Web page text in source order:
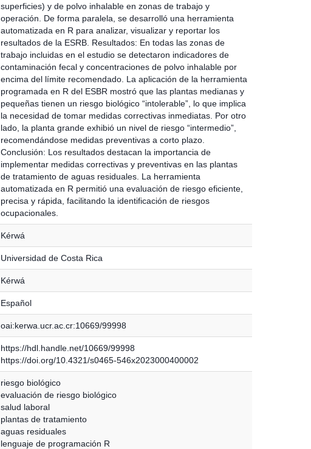
superficies) y de polvo inhalable en zonas de trabajo y
operación. De forma paralela, se desarrolló una herramienta
automatizada en R para analizar, visualizar y reportar los
resultados de la ESRB. Resultados: En todas las zonas de
trabajo incluidas en el estudio se detectaron indicadores de
contaminación fecal y concentraciones de polvo inhalable por
encima del límite recomendado. La aplicación de la herramienta
programada en R del ESBR mostró que las plantas medianas y
pequeñas tienen un riesgo biológico “intolerable”, lo que implica
la necesidad de tomar medidas correctivas inmediatas. Por otro
lado, la planta grande exhibió un nivel de riesgo “intermedio”,
recomendándose medidas preventivas a corto plazo.
Conclusión: Los resultados destacan la importancia de
implementar medidas correctivas y preventivas en las plantas
de tratamiento de aguas residuales. La herramienta
automatizada en R permitió una evaluación de riesgo eficiente,
precisa y rápida, facilitando la identificación de riesgos
ocupacionales.
Kérwá
Universidad de Costa Rica
Kérwá
Español
oai:kerwa.ucr.ac.cr:10669/99998
https://hdl.handle.net/10669/99998
https://doi.org/10.4321/s0465-546x2023000400002
riesgo biológico
evaluación de riesgo biológico
salud laboral
plantas de tratamiento
aguas residuales
lenguaje de programación R